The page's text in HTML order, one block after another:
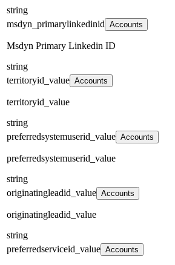
string
msdyn_primarylinkedinid Accounts
Msdyn Primary Linkedin ID
string
territoryid_value Accounts
territoryid_value
string
preferredsystemuserid_value Accounts
preferredsystemuserid_value
string
originatingleadid_value Accounts
originatingleadid_value
string
preferredserviceid_value Accounts